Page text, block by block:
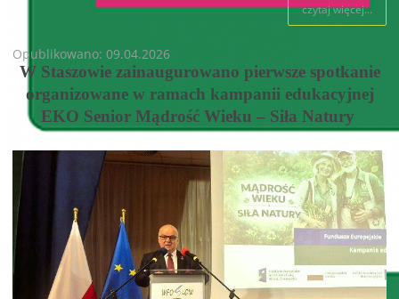
czytaj więcej...
Opublikowano: 09.04.2026
W Staszowie zainaugurowano pierwsze spotkanie
organizowane w ramach kampanii edukacyjnej
EKO Senior Mądrość Wieku – Siła Natury